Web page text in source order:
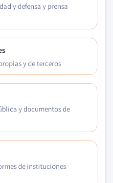
y defensa y prensa
y de terceros
y documentos de
de instituciones